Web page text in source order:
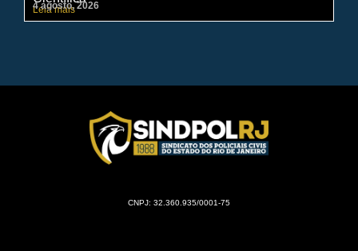
Leia mais
4 agosto, 2026
CNPJ: 32.360.935/0001-75